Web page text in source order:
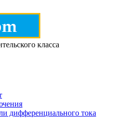
класса
дифференциального тока